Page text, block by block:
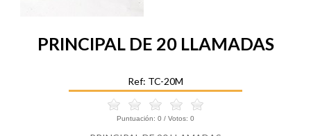
PRINCIPAL DE 20 LLAMADAS
Ref: TC-20M
Puntuación: 0 / Votos: 0